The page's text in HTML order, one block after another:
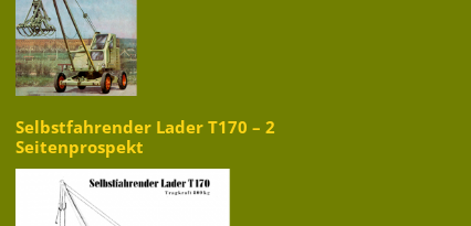
Selbstfahrender Lader T170 – 2
Seitenprospekt